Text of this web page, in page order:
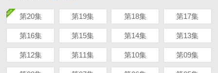
第20集 第19集 第18集 第17集
第16集 第15集 第14集 第13集
第12集 第11集 第10集 第09集